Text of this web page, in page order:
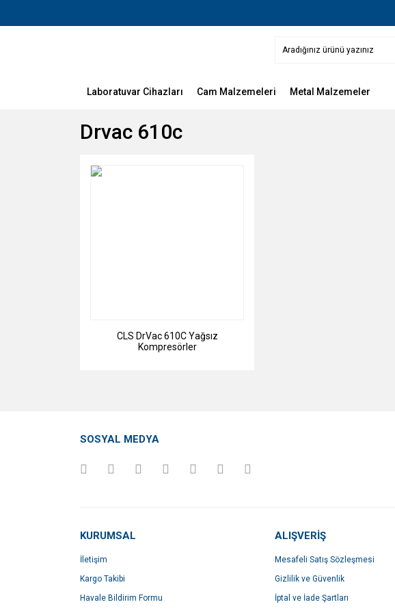
Laboratuvar Cihazları Cam Malzemeleri Metal Malzemeler
Drvac 610c
CLS DrVac 610C Yağsız
Kompresörler
SOSYAL MEDYA
KURUMSAL
İletişim
Kargo Takibi
Havale Bildirim Formu
ALIŞVERİŞ
Mesafeli Satış Sözleşmesi
Gizlilik ve Güvenlik
İptal ve İade Şartları